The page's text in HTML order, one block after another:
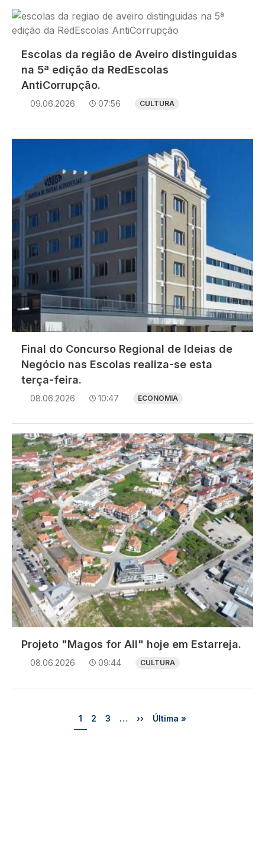
Imagem
Escolas da região de Aveiro distinguidas
na 5ª edição da RedEscolas
AntiCorrupção.
09.06.2026 07:56 CULTURA
Final do Concurso Regional de Ideias de
Negócio nas Escolas realiza-se esta
terça-feira.
08.06.2026 10:47 ECONOMIA
Imagem
Projeto "Magos for All" hoje em Estarreja.
08.06.2026 09:44 CULTURA
Página
1 Página
2 Página
3 … Próxima página
›› Última página
Última »